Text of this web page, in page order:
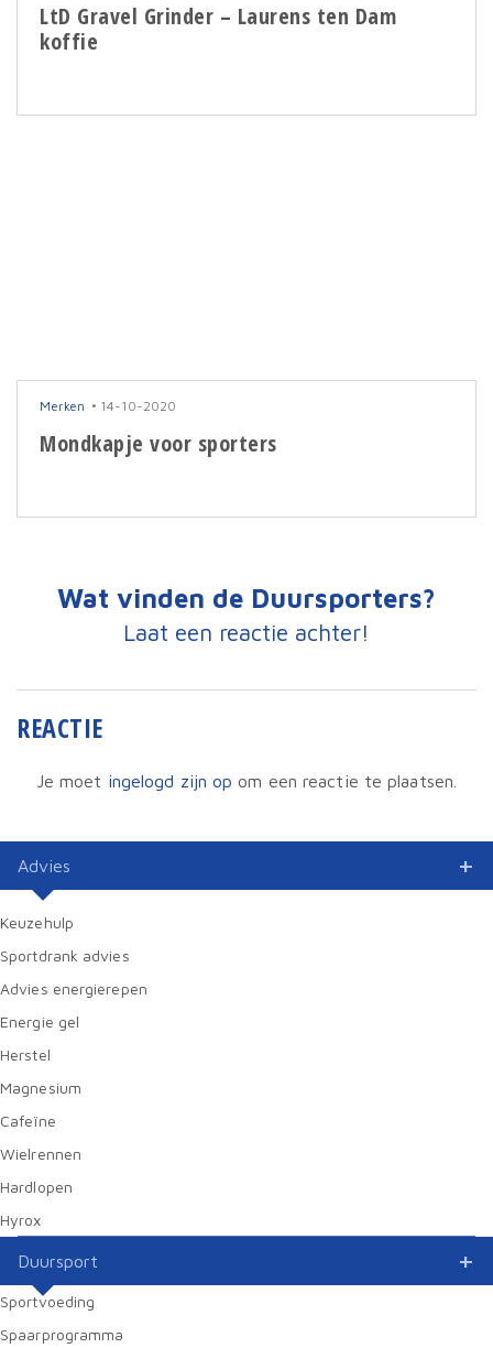
LtD Gravel Grinder – Laurens ten Dam
koffie
Merken 14-10-2020
Mondkapje voor sporters
Wat vinden de Duursporters?
Laat een reactie achter!
REACTIE
Je moet ingelogd zijn op om een reactie te plaatsen.
Advies
Keuzehulp
Sportdrank advies
Advies energierepen
Energie gel
Herstel
Magnesium
Cafeïne
Wielrennen
Hardlopen
Hyrox
Duursport
Sportvoeding
Spaarprogramma